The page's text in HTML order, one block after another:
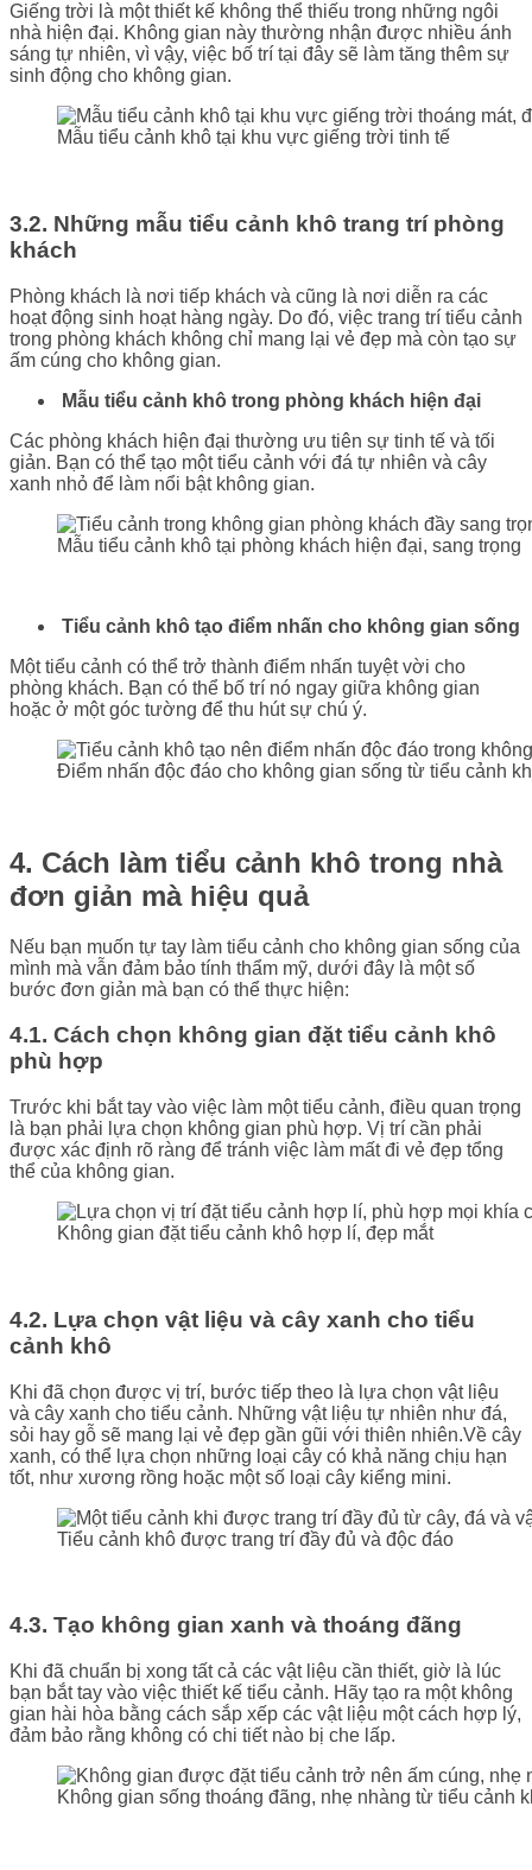
Giếng trời là một thiết kế không thể thiếu trong những ngôi
nhà hiện đại. Không gian này thường nhận được nhiều ánh
sáng tự nhiên, vì vậy, việc bố trí tại đây sẽ làm tăng thêm sự
sinh động cho không gian.
Mẫu tiểu cảnh khô tại khu vực giếng trời tinh tế
3.2. Những mẫu tiểu cảnh khô trang trí phòng
khách
Phòng khách là nơi tiếp khách và cũng là nơi diễn ra các
hoạt động sinh hoạt hàng ngày. Do đó, việc trang trí tiểu cảnh
trong phòng khách không chỉ mang lại vẻ đẹp mà còn tạo sự
ấm cúng cho không gian.
Mẫu tiểu cảnh khô trong phòng khách hiện đại
Các phòng khách hiện đại thường ưu tiên sự tinh tế và tối
giản. Bạn có thể tạo một tiểu cảnh với đá tự nhiên và cây
xanh nhỏ để làm nổi bật không gian.
Mẫu tiểu cảnh khô tại phòng khách hiện đại, sang trọng
Tiểu cảnh khô tạo điểm nhấn cho không gian sống
Một tiểu cảnh có thể trở thành điểm nhấn tuyệt vời cho
phòng khách. Bạn có thể bố trí nó ngay giữa không gian
hoặc ở một góc tường để thu hút sự chú ý.
Điểm nhấn độc đáo cho không gian sống từ tiểu cảnh
4. Cách làm tiểu cảnh khô trong nhà
đơn giản mà hiệu quả
Nếu bạn muốn tự tay làm tiểu cảnh cho không gian sống của
mình mà vẫn đảm bảo tính thẩm mỹ, dưới đây là một số
bước đơn giản mà bạn có thể thực hiện:
4.1. Cách chọn không gian đặt tiểu cảnh khô
phù hợp
Trước khi bắt tay vào việc làm một tiểu cảnh, điều quan trọng
là bạn phải lựa chọn không gian phù hợp. Vị trí cần phải
được xác định rõ ràng để tránh việc làm mất đi vẻ đẹp tổng
thể của không gian.
Không gian đặt tiểu cảnh khô hợp lí, đẹp mắt
4.2. Lựa chọn vật liệu và cây xanh cho tiểu
cảnh khô
Khi đã chọn được vị trí, bước tiếp theo là lựa chọn vật liệu
và cây xanh cho tiểu cảnh. Những vật liệu tự nhiên như đá,
sỏi hay gỗ sẽ mang lại vẻ đẹp gần gũi với thiên nhiên.Về cây
xanh, có thể lựa chọn những loại cây có khả năng chịu hạn
tốt, như xương rồng hoặc một số loại cây kiểng mini.
Tiểu cảnh khô được trang trí đầy đủ và độc đáo
4.3. Tạo không gian xanh và thoáng đãng
Khi đã chuẩn bị xong tất cả các vật liệu cần thiết, giờ là lúc
bạn bắt tay vào việc thiết kế tiểu cảnh. Hãy tạo ra một không
gian hài hòa bằng cách sắp xếp các vật liệu một cách hợp lý,
đảm bảo rằng không có chi tiết nào bị che lấp.
Không gian sống thoáng đãng, nhẹ nhàng từ tiểu cảnh